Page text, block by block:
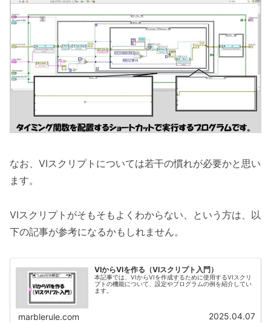
なお、VIスクリプトについては若干の慣れが必要かと思い
ます。
VIスクリプトがそもそもよくわからない、という方は、以
下の記事が参考になるかもしれません。
VIからVIを作る（VIスクリプト入門）
本記事では、VIからVIを作成するために使用するVIスクリ
プトの機能について、設定やプログラムの例を紹介してい
ます。
marblerule.com 2025.04.07